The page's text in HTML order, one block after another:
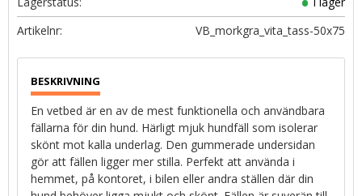
Artikelnr
VB_morkgra_vita_tass-50x75
En vetbed är en av de mest funktionella och användbara
fällarna för din hund. Härligt mjuk hundfäll som isolerar
skönt mot kalla underlag. Den gummerade undersidan
gör att fällen ligger mer stilla. Perfekt att använda i
hemmet, på kontoret, i bilen eller andra ställen där din